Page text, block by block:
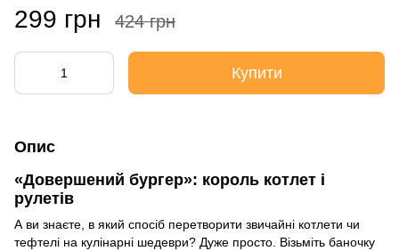
299 грн 424 грн
Купити
Опис
«Довершений бургер»: король котлет і
рулетів
А ви знаєте, в який спосіб перетворити звичайні котлети чи
тефтелі на кулінарні шедеври? Дуже просто. Візьміть баночку